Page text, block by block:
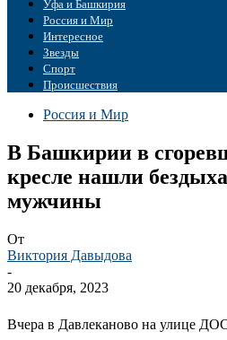
Уфа и Башкирия
Россия и Мир
Интересное
Звезды
Спорт
Происшествия
Россия и Мир
В Башкирии в
кресле нашли
мужчины
От
Виктория Давыдова
-
20 декабря, 2023
Вчера в Давлеканово на улице